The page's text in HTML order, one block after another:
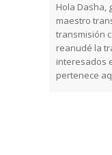
Hola Dasha,
maestro
transmisión
reanudé la
interesados
pertenece